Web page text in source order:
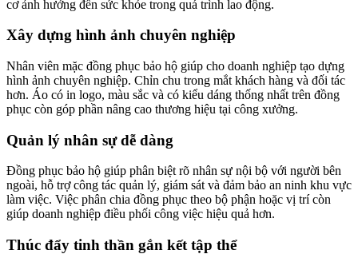
cơ ảnh hưởng đến sức khỏe trong quá trình lao động.
Xây dựng hình ảnh chuyên nghiệp
Nhân viên mặc đồng phục bảo hộ giúp cho doanh nghiệp tạo dựng
hình ảnh chuyên nghiệp. Chỉn chu trong mắt khách hàng và đối tác
hơn. Áo có in logo, màu sắc và có kiểu dáng thống nhất trên đồng
phục còn góp phần nâng cao thương hiệu tại công xưởng.
Quản lý nhân sự dễ dàng
Đồng phục bảo hộ giúp phân biệt rõ nhân sự nội bộ với người bên
ngoài, hỗ trợ công tác quản lý, giám sát và đảm bảo an ninh khu vực
làm việc. Việc phân chia đồng phục theo bộ phận hoặc vị trí còn
giúp doanh nghiệp điều phối công việc hiệu quả hơn.
Thúc đẩy tinh thần gắn kết tập thể